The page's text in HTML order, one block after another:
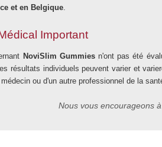
et en Belgique.
Important
NoviSlim Gummiesn'ont pas été
résultats individuels peuvent varier et
ou d'un autre professionnel de la
Nous vous encourageons